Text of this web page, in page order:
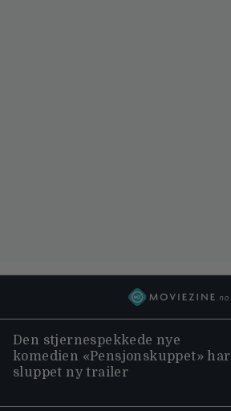
Den stjernespekkede nye
komedien «Pensjonskuppet» har
sluppet ny trailer